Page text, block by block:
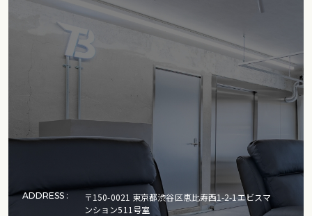
ADDRESS :
〒150-0021 東京都渋谷区恵比寿西1-2-1エビスマ
ンション511号室